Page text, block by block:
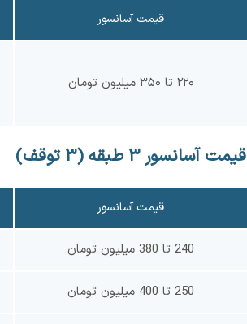
قیمت آسانسور
۲۲۰ تا ۳۵۰ میلیون تومان
قیمت آسانسور ۳ طبقه (۳ توقف)
قیمت آسانسور
240 تا 380 میلیون تومان
250 تا 400 میلیون تومان